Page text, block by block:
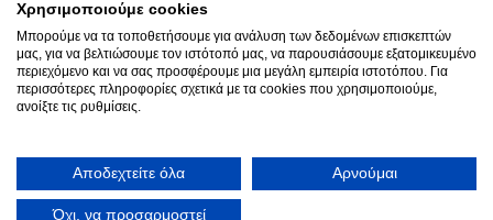
Around you
Παραγγελίες
© 2022 - 2026 Aroundyou.Κατασκευή Ιστοσελίδων
Χρησιμοποιούμε cookies
Μπορούμε να τα τοποθετήσουμε για ανάλυση των δεδομένων επισκεπτών
μας, για να βελτιώσουμε τον ιστότοπό μας, να παρουσιάσουμε εξατομικευμένο
περιεχόμενο και να σας προσφέρουμε μια μεγάλη εμπειρία ιστοτόπου. Για
περισσότερες πληροφορίες σχετικά με τα cookies που χρησιμοποιούμε,
ανοίξτε τις ρυθμίσεις.
Αποδεχτείτε όλα Αρνούμαι
Όχι, να προσαρμοστεί